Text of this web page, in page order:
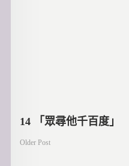
文
14 「眾尋他千百度」
Older Post